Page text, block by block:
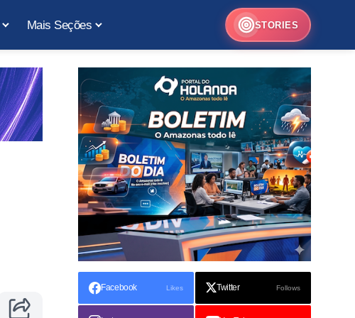
Mais Seções STORIES
Facebook Likes Twitter Follows